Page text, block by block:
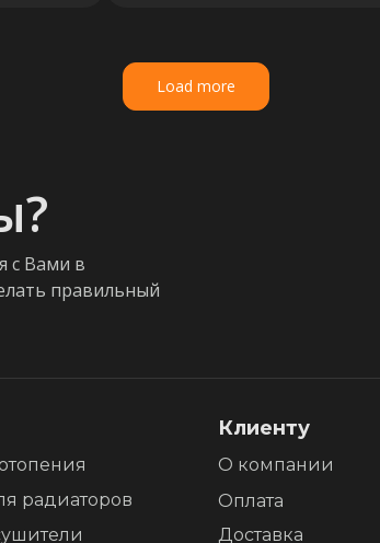
Load more
с Вами в
правильный
Клиенту
О компании
Оплата
радиаторов
Доставка